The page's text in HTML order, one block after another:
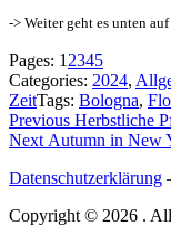
-> Weiter geht es unten
Pages: 1 2345
Categories: 2024,
ZeitTags: Bologna,
Previous Previous
post:
Herbstliche
Next Next
Autumn in New
Datenschutzerklärung
Copyright © 2026 .